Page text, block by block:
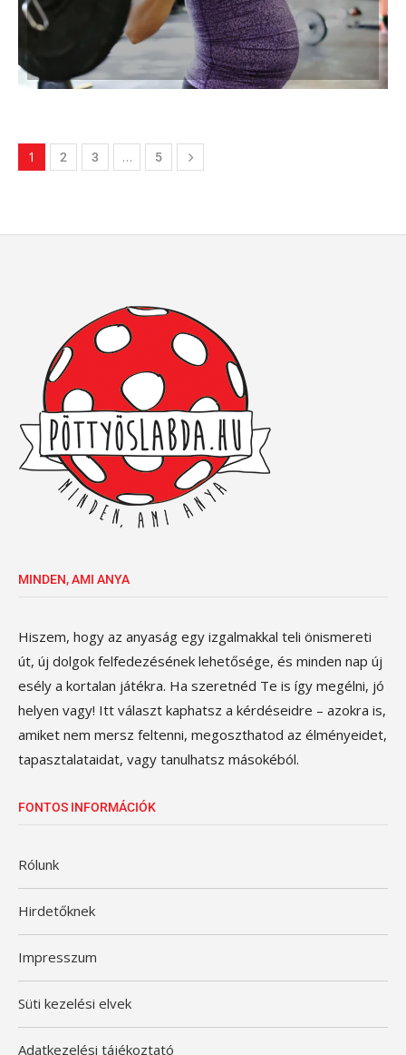
1 2 3 … 5
MINDEN, AMI ANYA
Hiszem, hogy az anyaság egy izgalmakkal teli önismereti
út, új dolgok felfedezésének lehetősége, és minden nap új
esély a kortalan játékra. Ha szeretnéd Te is így megélni, jó
helyen vagy! Itt választ kaphatsz a kérdéseidre – azokra is,
amiket nem mersz feltenni, megoszthatod az élményeidet,
tapasztalataidat, vagy tanulhatsz másokéból.
FONTOS INFORMÁCIÓK
Rólunk
Hirdetőknek
Impresszum
Süti kezelési elvek
Adatkezelési tájékoztató